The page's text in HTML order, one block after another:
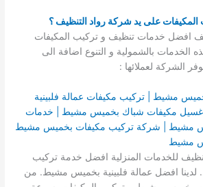
على يد شركة رواد التنظيف ؟
افضل خدمات تنظيف و تركيب المكيفات
بالشمولية و التنوع اضافة الى
الشركة لعملائها :
مشيط | تركيب مكيفات عمالة فلبينية
مكيفات شباك بخميس مشيط | خدمات
مشيط | شركة تركيب مكيفات بخميس مشيط
مشيط
للخدمات المنزلية افضل خدمة تركيب
افضل عمالة فلبينية بخميس مشيط. من